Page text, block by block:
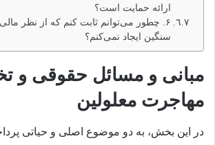
ارائه حمایت است؟
۶. چطور می‌توانم ثابت کنم که از نظر
سنگین ایجاد نمی‌کنم؟
مبانی و مسائل حقوقی و
مهاجرت معلولین
در این بخش، به دو موضوع اصلی و حیاتی